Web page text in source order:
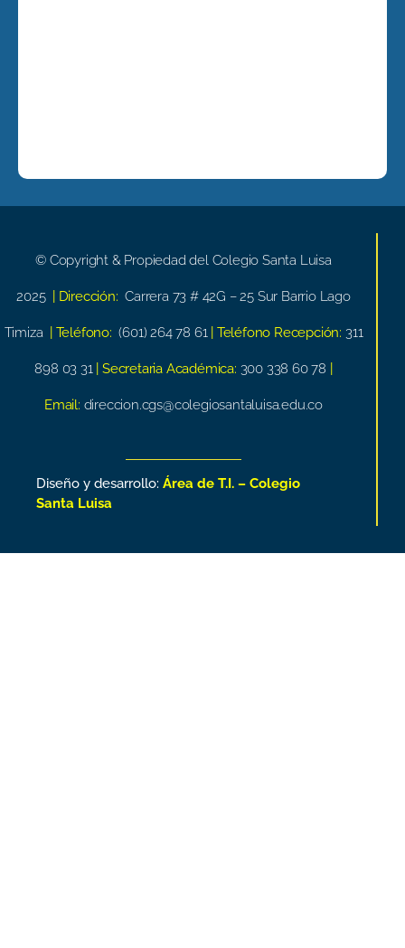
© Copyright & Propiedad del Colegio Santa Luisa
2025 | Dirección: Carrera 73 # 42G – 25 Sur Barrio Lago
Timiza | Teléfono: (601) 264 78 61 | Teléfono Recepción: 311
898 03 31 | Secretaria Académica: 300 338 60 78
Email: direccion.cgs@colegiosantaluisa.edu.co
Diseño y desarrollo: Área de T.I. – Colegio
Santa Luisa